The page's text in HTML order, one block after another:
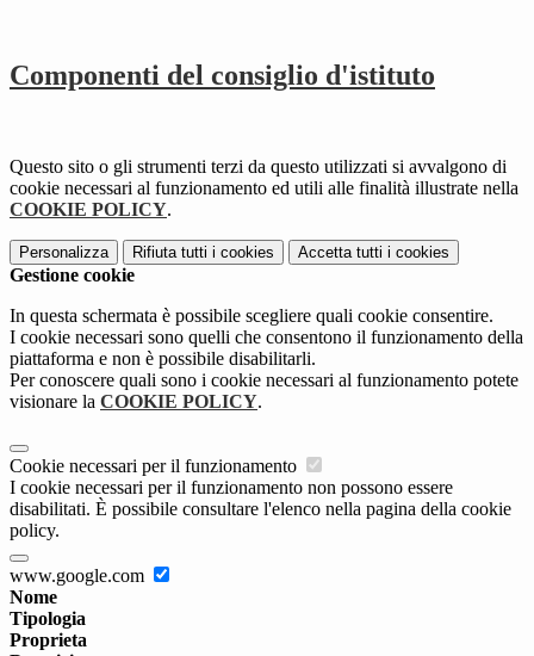
Componenti del consiglio d'istituto
Questo sito o gli strumenti terzi da questo utilizzati si avvalgono di
cookie necessari al funzionamento ed utili alle finalità illustrate nella
COOKIE POLICY.
Personalizza Rifiuta tutti i cookies Accetta tutti i cookies
Gestione cookie
In questa schermata è possibile scegliere quali cookie consentire.
I cookie necessari sono quelli che consentono il funzionamento della
piattaforma e non è possibile disabilitarli.
Per conoscere quali sono i cookie necessari al funzionamento potete
visionare la COOKIE POLICY.
Cookie necessari per il funzionamento
I cookie necessari per il funzionamento non possono essere
disabilitati. È possibile consultare l'elenco nella pagina della cookie
policy.
www.google.com
Nome
Tipologia
Proprieta